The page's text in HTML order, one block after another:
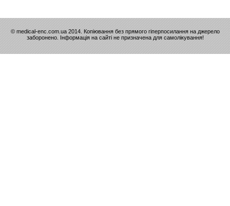
© medical-enc.com.ua 2014. Копіювання без прямого гіперпосилання на джерело
заборонено. Інформація на сайті не призначена для самолікування!